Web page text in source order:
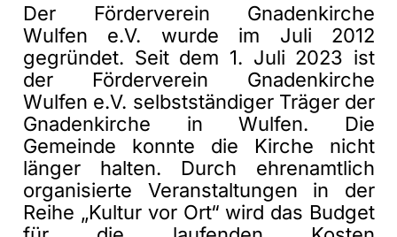
Der Förderverein Gnadenkirche
Wulfen e.V. wurde im Juli 2012
gegründet. Seit dem 1. Juli 2023 ist
der Förderverein Gnadenkirche
Wulfen e.V. selbstständiger Träger der
Gnadenkirche in Wulfen. Die
Gemeinde konnte die Kirche nicht
länger halten. Durch ehrenamtlich
organisierte Veranstaltungen in der
Reihe „Kultur vor Ort“ wird das Budget